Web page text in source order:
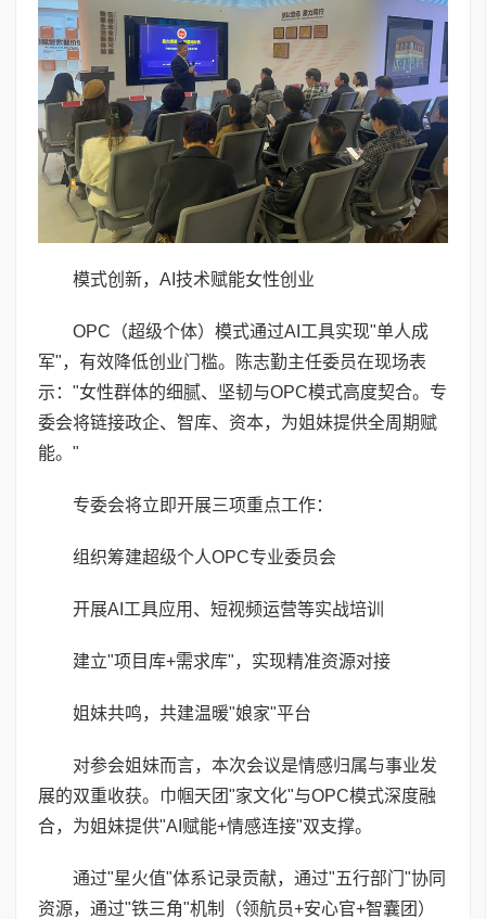
模式创新，AI技术赋能女性创业
OPC（超级个体）模式通过AI工具实现"单人成
军"，有效降低创业门槛。陈志勤主任委员在现场表
示："女性群体的细腻、坚韧与OPC模式高度契合。专
委会将链接政企、智库、资本，为姐妹提供全周期赋
能。"
专委会将立即开展三项重点工作：
组织筹建超级个人OPC专业委员会
开展AI工具应用、短视频运营等实战培训
建立"项目库+需求库"，实现精准资源对接
姐妹共鸣，共建温暖"娘家"平台
对参会姐妹而言，本次会议是情感归属与事业发
展的双重收获。巾帼天团"家文化"与OPC模式深度融
合，为姐妹提供"AI赋能+情感连接"双支撑。
通过"星火值"体系记录贡献，通过"五行部门"协同
资源，通过"铁三角"机制（领航员+安心官+智囊团）